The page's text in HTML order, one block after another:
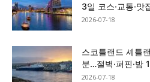
3일 코스·교통·맛
2026-07-18
스코틀랜드 셰틀
분…절벽·퍼핀·밤
2026-07-18